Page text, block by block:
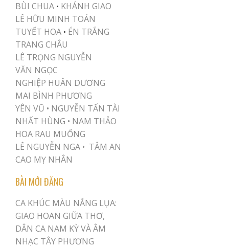
BÙI CHUA • KHÁNH GIAO
LÊ HỮU MINH TOÁN
TUYẾT HOA • ÉN TRẮNG
TRANG CHÂU
LÊ TRỌNG NGUYỄN
VĂN NGỌC
NGHIỆP HUÂN DƯƠNG
MAI BÌNH PHƯƠNG
YÊN VŨ • NGUYỄN TẤN TÀI
NHẤT HÙNG • NAM THẢO
HOA RAU MUỐNG
LÊ NGUYỄN NGA • TÂM AN
CAO MỴ NHÂN
BÀI MỚI ĐĂNG
CA KHÚC MÀU NẮNG LỤA:
GIAO HOAN GIỮA THƠ,
DÂN CA NAM KỲ VÀ ÂM
NHẠC TÂY PHƯƠNG